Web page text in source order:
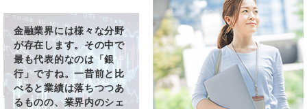
金融業界には様々な分野
が存在します。その中で
最も代表的なのは「銀
行」ですね。一昔前と比
べると業績は落ちつつあ
るものの、業界内のシェ